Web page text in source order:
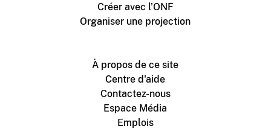
Créer avec l’ONF
Organiser une projection
À propos de ce site
Centre d'aide
Contactez-nous
Espace Média
Emplois